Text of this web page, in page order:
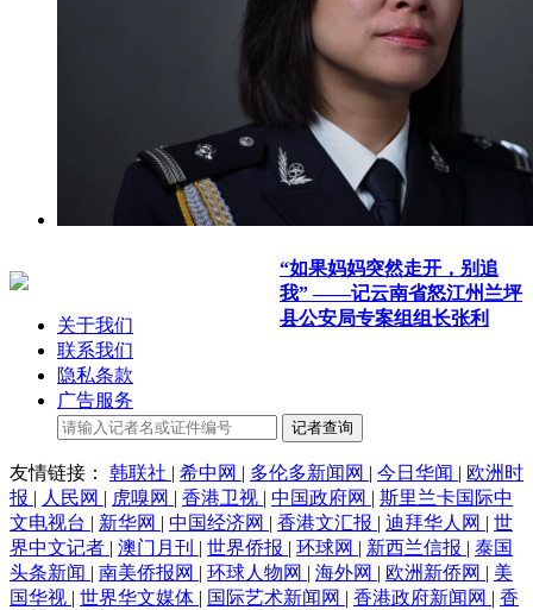
“如果妈妈突然走开，别追
我” ——记云南省怒江州兰坪
县公安局专案组组长张利
关于我们
联系我们
隐私条款
广告服务
记者查询
友情链接： 韩联社 | 希中网 | 多伦多新闻网 | 今日华闻 | 欧洲时
报 | 人民网 | 虎嗅网 | 香港卫视 | 中国政府网 | 斯里兰卡国际中
文电视台 | 新华网 | 中国经济网 | 香港文汇报 | 迪拜华人网 | 世
界中文记者 | 澳门月刊 | 世界侨报 | 环球网 | 新西兰信报 | 泰国
头条新闻 | 南美侨报网 | 环球人物网 | 海外网 | 欧洲新侨网 | 美
国华视 | 世界华文媒体 | 国际艺术新闻网 | 香港政府新闻网 | 香